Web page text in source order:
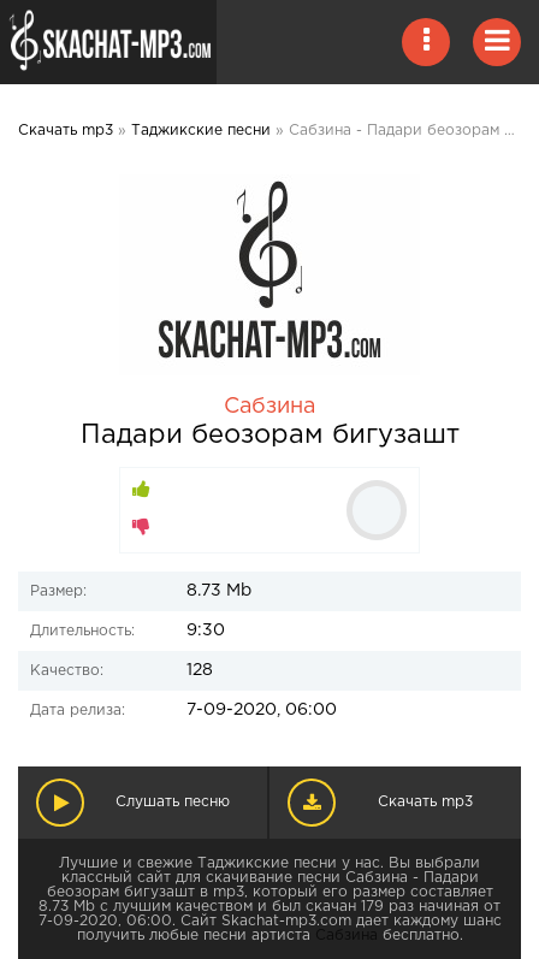
Скачать mp3 » Таджикские песни » Сабзина - Падари беозорам бигузашт mp3 скачать
Сабзина
Падари беозорам бигузашт
Размер: 8.73 Mb
Длительность: 9:30
Качество: 128
Дата релиза: 7-09-2020, 06:00
Слушать песню Скачать mp3
Лучшие и свежие Таджикские песни у нас. Вы выбрали
классный сайт для скачивание песни Сабзина - Падари
беозорам бигузашт в mp3, который его размер составляет
8.73 Mb с лучшим качеством и был скачан 179 раз начиная от
7-09-2020, 06:00. Сайт Skachat-mp3.com дает каждому шанс
получить любые песни артиста
Сабзина бесплатно.